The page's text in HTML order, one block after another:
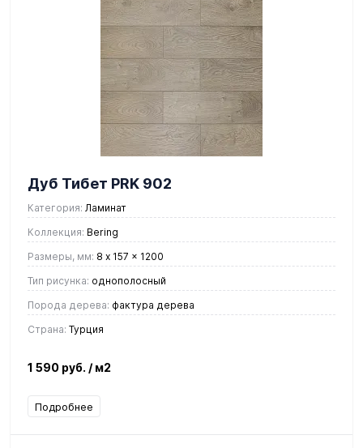
Дуб Тибет PRK 902
Категория: Ламинат
Коллекция: Bering
Размеры, мм: 8 x 157 x 1200
Тип рисунка: однополосный
Порода дерева: фактура дерева
Страна: Турция
1 590 руб. / м2
Подробнее